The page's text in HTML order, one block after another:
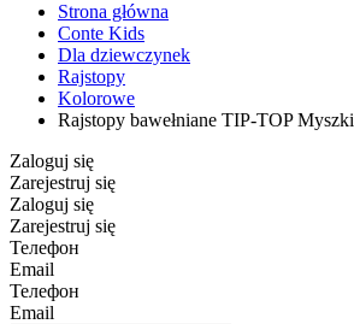
Strona główna
Conte Kids
Dla dziewczynek
Rajstopy
Kolorowe
Rajstopy bawełniane TIP-TOP Myszki
Zaloguj się
Zarejestruj się
Zaloguj się
Zarejestruj się
Телефон
Email
Телефон
Email